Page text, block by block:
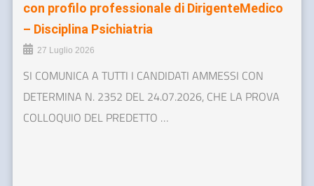
con profilo professionale di DirigenteMedico
– Disciplina Psichiatria
27 Luglio 2026
SI COMUNICA A TUTTI I CANDIDATI AMMESSI CON
DETERMINA N. 2352 DEL 24.07.2026, CHE LA PROVA
COLLOQUIO DEL PREDETTO …